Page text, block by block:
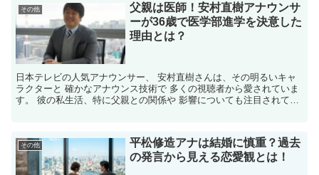
その他
父親は医師！安村直樹アナウンサ
ーが36歳で医学部進学を決意した
理由とは？
日本テレビの人気アナウンサー、 安村直樹さんは、その明るいキャ
ラクターと 確かなアナウンス技術で 多くの視聴者から愛されていま
す。 ​彼の私生活、特に父親との関係や 影響についても注目されてい
その他
平松修造アナは結婚に慎重？過去
の発言から見える恋愛観とは！